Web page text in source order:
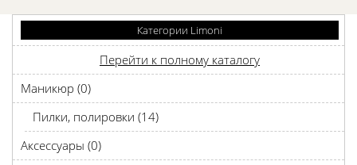
Категории Limoni
Перейти к полному каталогу
Маникюр (0)
Пилки, полировки (14)
Аксессуары (0)